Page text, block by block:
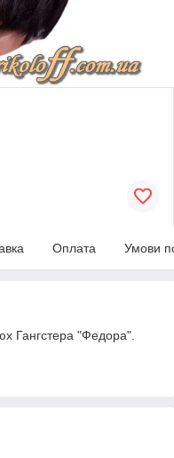
Оплата Умови
Гангстера "Федора".